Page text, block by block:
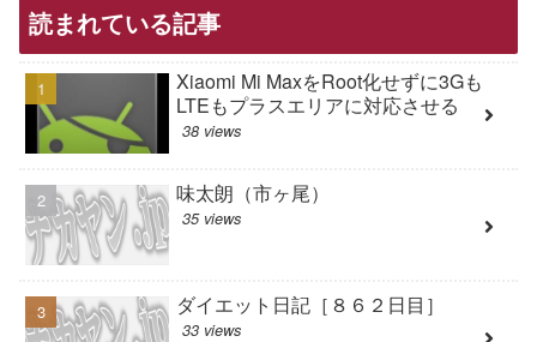
読まれている記事
Xiaomi Mi MaxをRoot化せずに3Gも
LTEもプラスエリアに対応させる
38 views
味太朗（市ヶ尾）
35 views
ダイエット日記［８６２日目］
33 views